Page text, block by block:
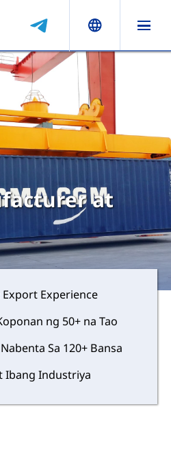
at
Export Experience
ng 50+ na Tao
Sa 120+ Bansa
Ibang Industriya